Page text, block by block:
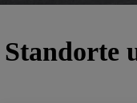
Standorte